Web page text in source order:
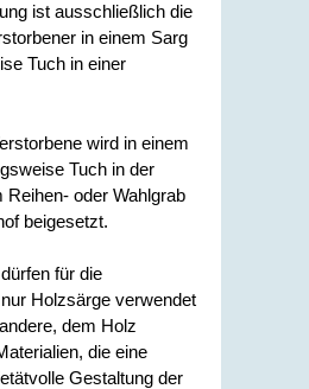
ist ausschließlich die
in einem Sarg
Tuch in einer
wird in einem
Tuch in der
Reihen- oder Wahlgrab
beigesetzt.
für die
Holzsärge verwendet
dem Holz
die eine
Gestaltung der